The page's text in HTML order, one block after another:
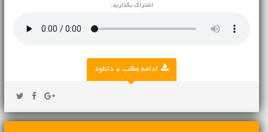
اشتراک بگذارید.
ادامه مطلب + دانلود